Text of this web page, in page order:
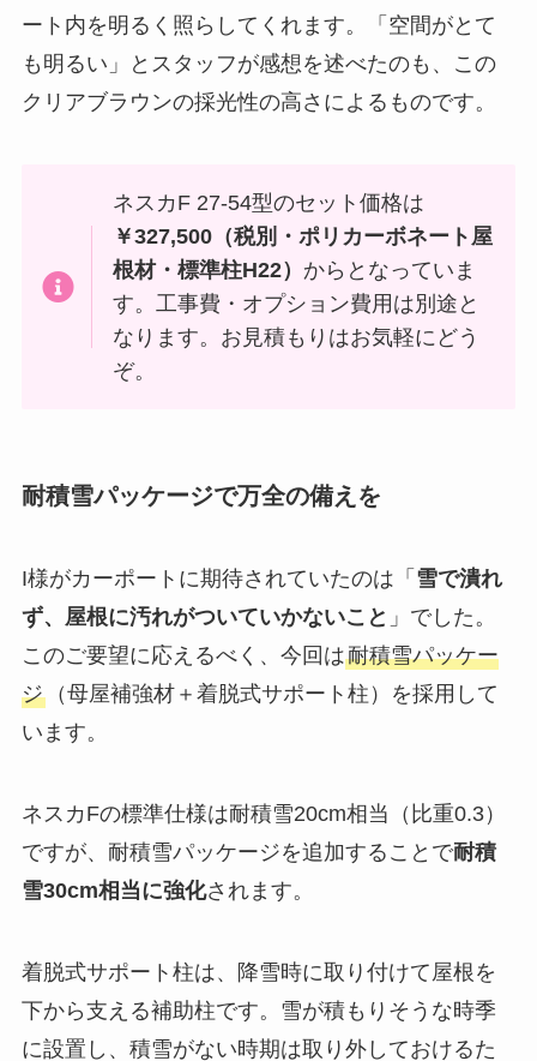
ート内を明るく照らしてくれます。「空間がとて
も明るい」とスタッフが感想を述べたのも、この
クリアブラウンの採光性の高さによるものです。
ネスカF 27-54型のセット価格は
￥327,500（税別・ポリカーボネート屋
根材・標準柱H22） からとなっていま
す。工事費・オプション費用は別途と
なります。お見積もりはお気軽にどう
ぞ。
耐積雪パッケージで万全の備えを
I様がカーポートに期待されていたのは「 雪で潰れ
ず、屋根に汚れがついていかないこと 」でした。
このご要望に応えるべく、今回は耐積雪パッケー
ジ（母屋補強材＋着脱式サポート柱）を採用して
います。
ネスカFの標準仕様は耐積雪20cm相当（比重0.3）
ですが、耐積雪パッケージを追加することで耐積
雪30cm相当に強化されます。
着脱式サポート柱は、降雪時に取り付けて屋根を
下から支える補助柱です。雪が積もりそうな時季
に設置し、積雪がない時期は取り外しておけるた